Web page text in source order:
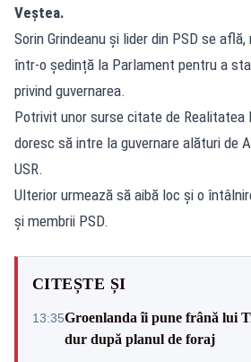
Veștea.
Sorin Grindeanu și lider din PSD se
într-o ședință la Parlament pentru a
privind guvernarea.
Potrivit unor surse citate de Realitatea
doresc să intre la guvernare alături de
USR.
Ulterior urmează să aibă loc și o
și membrii PSD.
CITEȘTE ȘI
13:35Groenlanda îi pune frână lui
dur după planul de foraj